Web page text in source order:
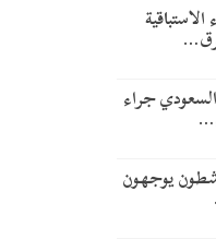
جراء
يوجهون